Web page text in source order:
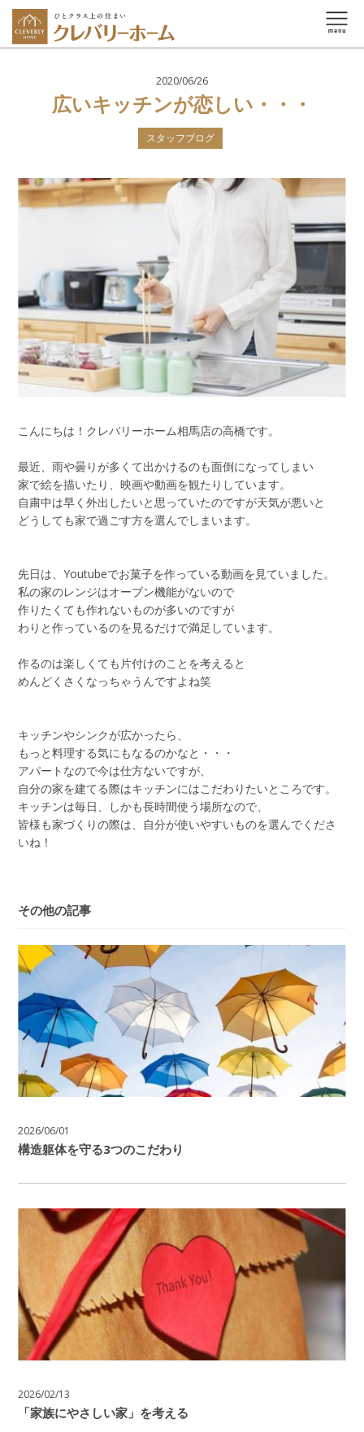
2020/06/26
広いキッチンが恋しい・・・
スタッフブログ
こんにちは！クレバリーホーム相馬店の高橋です。
最近、雨や曇りが多くて出かけるのも面倒になってしまい
家で絵を描いたり、映画や動画を観たりしています。
自粛中は早く外出したいと思っていたのですが天気が悪いと
どうしても家で過ごす方を選んでしまいます。
先日は、Youtubeでお菓子を作っている動画を見ていました。
私の家のレンジはオーブン機能がないので
作りたくても作れないものが多いのですが
わりと作っているのを見るだけで満足しています。
作るのは楽しくても片付けのことを考えると
めんどくさくなっちゃうんですよね笑
キッチンやシンクが広かったら、
もっと料理する気にもなるのかなと・・・
アパートなので今は仕方ないですが、
自分の家を建てる際はキッチンにはこだわりたいところです。
キッチンは毎日、しかも長時間使う場所なので、
皆様も家づくりの際は、自分が使いやすいものを選んでくださ
いね！
その他の記事
2026/06/01
構造躯体を守る3つのこだわり
2026/02/13
「家族にやさしい家」を考える